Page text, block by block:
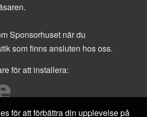
Sponsorhuset när du
som finns ansluten hos oss.
för att installera:
för att förbättra din upplevelse på